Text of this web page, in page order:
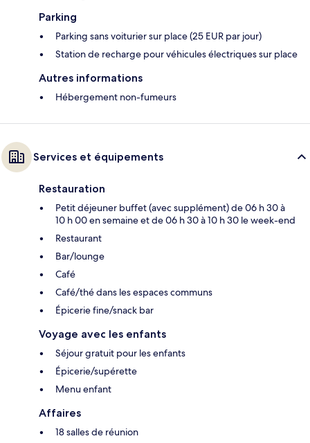
Parking
Parking sans voiturier sur place (25 EUR par jour)
Station de recharge pour véhicules électriques sur place
Autres informations
Hébergement non-fumeurs
Services et équipements
Restauration
Petit déjeuner buffet (avec supplément) de 06 h 30 à
10 h 00 en semaine et de 06 h 30 à 10 h 30 le week-end
Restaurant
Bar/lounge
Café
Café/thé dans les espaces communs
Épicerie fine/snack bar
Voyage avec les enfants
Séjour gratuit pour les enfants
Épicerie/supérette
Menu enfant
Affaires
18 salles de réunion